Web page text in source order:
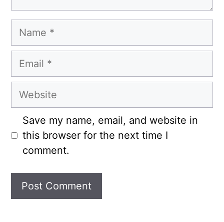
Name
Email
Website
Save my name, email, and website in
this browser for the next time I
comment.